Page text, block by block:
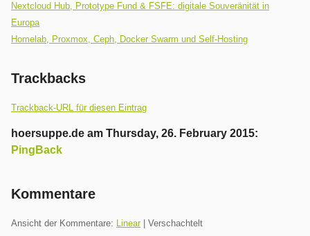
Nextcloud Hub, Prototype Fund & FSFE: digitale Souveränität in
Europa
Homelab, Proxmox, Ceph, Docker Swarm und Self-Hosting
Trackbacks
Trackback-URL für diesen Eintrag
hoersuppe.de am Thursday, 26. February 2015:
PingBack
des
Inhaltes
Kommentare
Ansicht der Kommentare: Linear| Verschachtelt